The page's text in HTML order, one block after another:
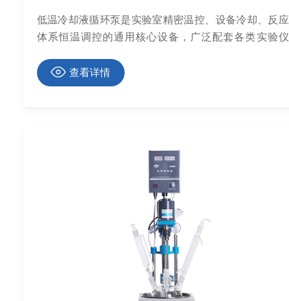
低温冷却液循环泵是实验室精密温控、设备冷却、反应
体系恒温调控的通用核心设备，广泛配套各类实验仪
实现与物料的恒温控温需求。
查看详情